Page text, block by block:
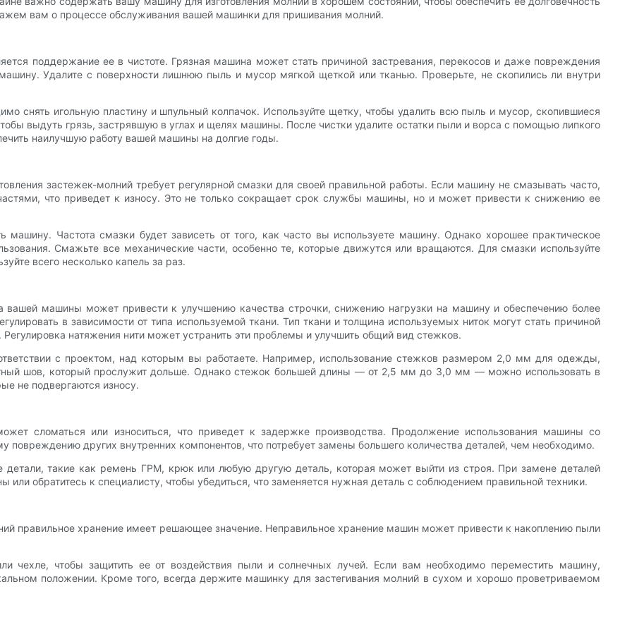
вам о процессе обслуживания вашей машинки для пришивания молний.
поддержание ее в чистоте. Грязная машина может стать причиной застревания, перекосов и даже повреждения
Удалите с поверхности лишнюю пыль и мусор мягкой щеткой или тканью. Проверьте, не скопились ли внутри
снять игольную пластину и шпульный колпачок. Используйте щетку, чтобы удалить всю пыль и мусор, скопившиеся
выдуть грязь, застрявшую в углах и щелях машины. После чистки удалите остатки пыли и ворса с помощью липкого
наилучшую работу вашей машины на долгие годы.
застежек-молний требует регулярной смазки для своей правильной работы. Если машину не смазывать часто,
что приведет к износу. Это не только сокращает срок службы машины, но и может привести к снижению ее
машину. Частота смазки будет зависеть от того, как часто вы используете машину. Однако хорошее практическое
Смажьте все механические части, особенно те, которые движутся или вращаются. Для смазки используйте
всего несколько капель за раз.
вашей машины может привести к улучшению качества строчки, снижению нагрузки на машину и обеспечению более
в зависимости от типа используемой ткани. Тип ткани и толщина используемых ниток могут стать причиной
натяжения нити может устранить эти проблемы и улучшить общий вид стежков.
с проектом, над которым вы работаете. Например, использование стежков размером 2,0 мм для одежды,
шов, который прослужит дольше. Однако стежок большей длины — от 2,5 мм до 3,0 мм — можно использовать в
не подвергаются износу.
сломаться или износиться, что приведет к задержке производства. Продолжение использования машины со
других внутренних компонентов, что потребует замены большего количества деталей, чем необходимо.
такие как ремень ГРМ, крюк или любую другую деталь, которая может выйти из строя. При замене деталей
обратитесь к специалисту, чтобы убедиться, что заменяется нужная деталь с соблюдением правильной техники.
правильное хранение имеет решающее значение. Неправильное хранение машин может привести к накоплению пыли
чехле, чтобы защитить ее от воздействия пыли и солнечных лучей. Если вам необходимо переместить машину,
положении. Кроме того, всегда держите машинку для застегивания молний в сухом и хорошо проветриваемом